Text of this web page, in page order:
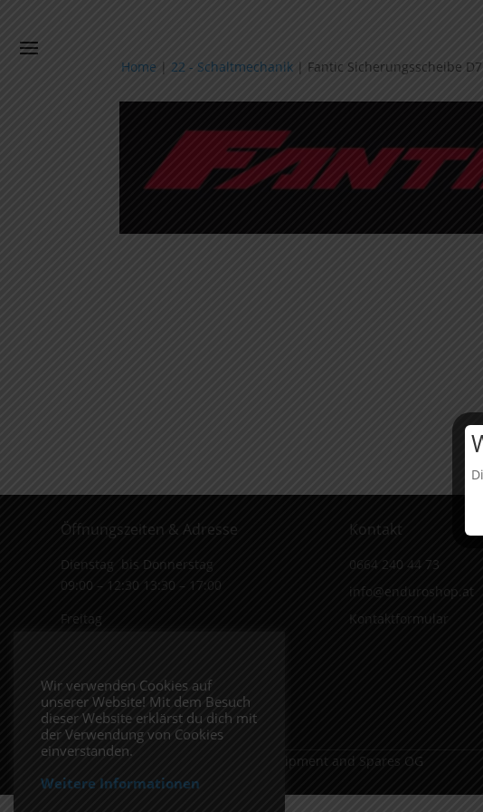
Home |22 - Schaltmechanik | Fantic Sicherungsscheibe
Öffnungszeiten & Adresse
Dienstag bis Donnerstag
09:00 – 12:30 13:30 – 17:00
Freitag
3170 Hainfeld
In Google Maps öffnen.
Kontakt
0664 240 44 73
info@enduroshop.at
Kontaktformular
Copyright 2026 ENDUROSHOP.at Equipment and Spares OG
Wir verwenden Cookies auf
unserer Website! Mit dem Besuch
dieser Website erklärst du dich mit
der Verwendung von Cookies
einverstanden.
Weitere Informationen